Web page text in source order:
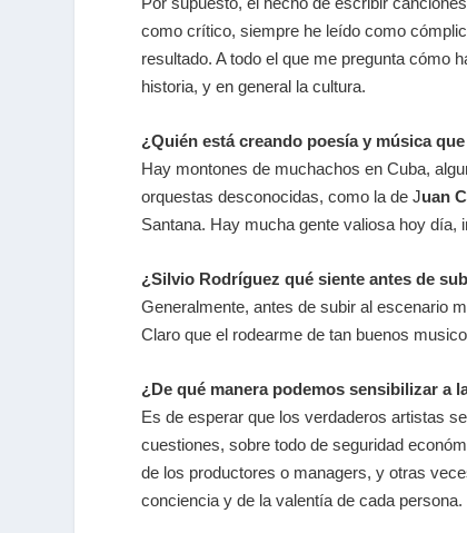
como crítico, siempre he leído como
resultado. A todo el que me pregunta cómo
historia, y en general la cultura.
¿Quién está creando poesía y música
Hay montones de muchachos en Cuba,
orquestas desconocidas, como la de Juan
Santana. Hay mucha gente valiosa hoy día,
¿Silvio Rodríguez qué siente antes de
Generalmente, antes de subir al escenario
Claro que el rodearme de tan buenos
¿De qué manera podemos sensibilizar a
Es de esperar que los verdaderos artistas
cuestiones, sobre todo de seguridad
de los productores o managers, y otras
conciencia y de la valentía de cada persona.